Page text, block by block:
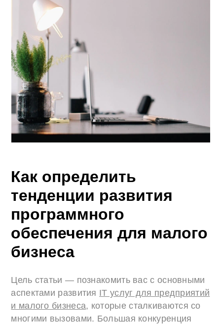
Как определить
тенденции развития
программного
обеспечения для малого
бизнеса
Цель статьи — познакомить вас с основными
аспектами развития IT услуг для предприятий
и малого бизнеса, которые сталкиваются со
многими вызовами. Большая конкуренция